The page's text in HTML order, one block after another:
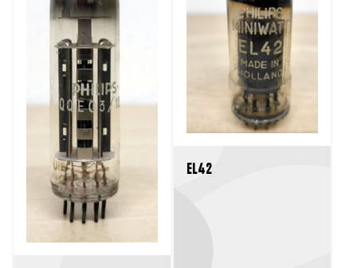
EL42